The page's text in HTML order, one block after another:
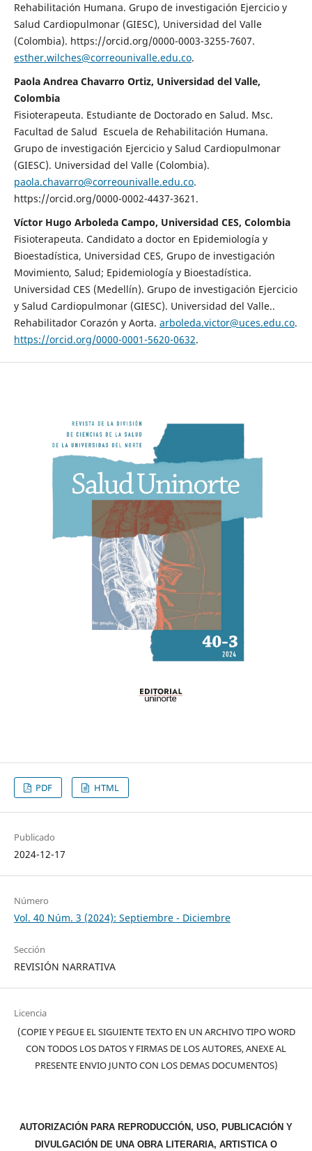
Rehabilitación Humana. Grupo de investigación Ejercicio y
Salud Cardiopulmonar (GIESC), Universidad del Valle
(Colombia). https://orcid.org/0000-0003-3255-7607.
esther.wilches@correounivalle.edu.co.
Paola Andrea Chavarro Ortiz, Universidad del Valle,
Colombia
Fisioterapeuta. Estudiante de Doctorado en Salud. Msc.
Facultad de Salud Escuela de Rehabilitación Humana.
Grupo de investigación Ejercicio y Salud Cardiopulmonar
(GIESC). Universidad del Valle (Colombia).
paola.chavarro@correounivalle.edu.co.
https://orcid.org/0000-0002-4437-3621.
Víctor Hugo Arboleda Campo, Universidad CES, Colombia
Fisioterapeuta. Candidato a doctor en Epidemiología y
Bioestadística, Universidad CES, Grupo de investigación
Movimiento, Salud; Epidemiología y Bioestadística.
Universidad CES (Medellín). Grupo de investigación Ejercicio
y Salud Cardiopulmonar (GIESC). Universidad del Valle..
Rehabilitador Corazón y Aorta. arboleda.victor@uces.edu.co.
https://orcid.org/0000-0001-5620-0632.
PDF HTML
Publicado
2024-12-17
Número
Vol. 40 Núm. 3 (2024): Septiembre - Diciembre
Sección
REVISIÓN NARRATIVA
Licencia
(COPIE Y PEGUE EL SIGUIENTE TEXTO EN UN ARCHIVO TIPO WORD
CON TODOS LOS DATOS Y FIRMAS DE LOS AUTORES, ANEXE AL
PRESENTE ENVIO JUNTO CON LOS DEMAS DOCUMENTOS)
AUTORIZACIÓN PARA REPRODUCCIÓN, USO, PUBLICACIÓN Y
DIVULGACIÓN DE UNA OBRA LITERARIA, ARTISTICA O